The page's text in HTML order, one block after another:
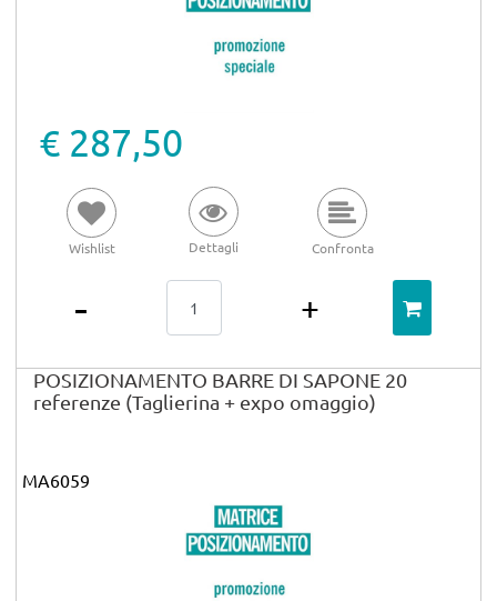
€ 287,50
Wishlist Dettagli Confronta
POSIZIONAMENTO BARRE DI SAPONE 20
referenze (Taglierina + expo omaggio)
MA6059